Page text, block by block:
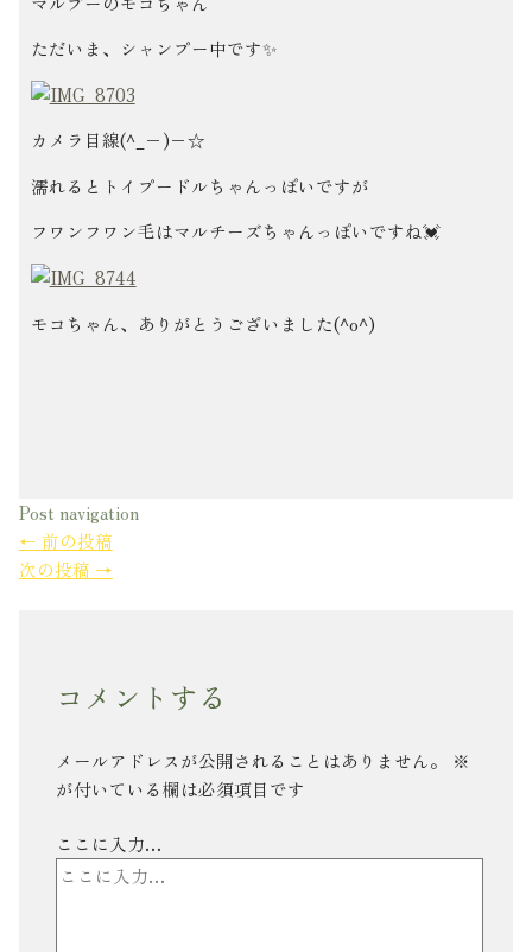
ただいま、シャンプー中です✨
カメラ目線(^_−)−☆
濡れるとトイプードルちゃんっぽいですが
フワンフワン毛はマルチーズちゃんっぽいですね💓
モコちゃん、ありがとうございました(^o^)
Post navigation
← 前の投稿
次の投稿 →
コメントする
メールアドレスが公開されることはありません。
※
が付いている欄は必須項目です
ここに入力…